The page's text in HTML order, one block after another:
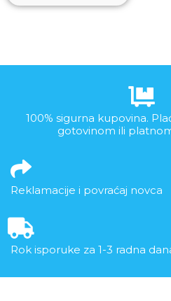
100% sigurna kupovina.
gotovinom ili
Reklamacije i povraćaj novca
Rok isporuke za 1-3 radna